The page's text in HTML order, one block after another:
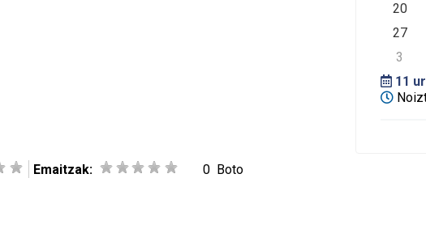
20
27
3
11
Emaitzak: 0 Boto